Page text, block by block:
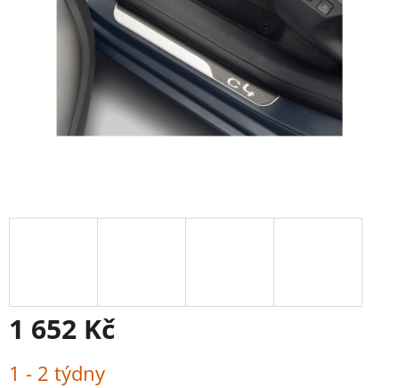
1 652 Kč
cena:
1 - 2 týdny